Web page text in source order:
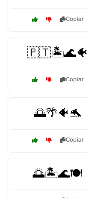
Copiar
🇵🇹🏝️🌊🐠
Copiar
🌅🌴🐠🐬
Copiar
🌅🏝️🌊🍽️